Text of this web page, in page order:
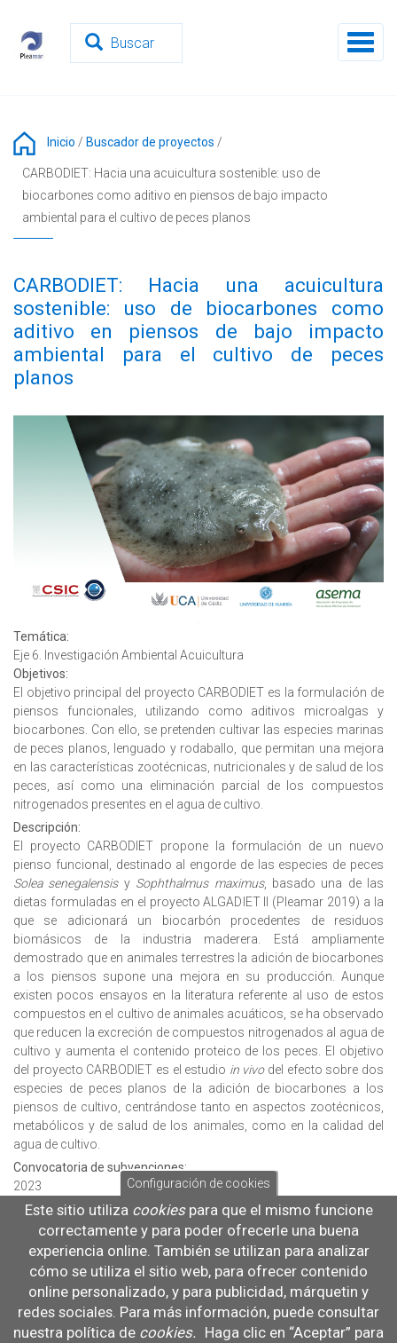
contenido
principal
Toggle
Inicio / Buscador de proyectos /
CARBODIET: Hacia una acuicultura sostenible: uso de
biocarbones como aditivo en piensos de bajo impacto
ambiental para el cultivo de peces planos
CARBODIET: Hacia una acuicultura
sostenible: uso de biocarbones como
aditivo en piensos de bajo impacto
ambiental para el cultivo de peces
planos
Temática:
Eje 6. Investigación Ambiental Acuicultura
Objetivos:
El objetivo principal del proyecto CARBODIET es la formulación de
piensos funcionales, utilizando como aditivos microalgas y
biocarbones. Con ello, se pretenden cultivar las especies marinas
de peces planos, lenguado y rodaballo, que permitan una mejora
en las características zootécnicas, nutricionales y de salud de los
peces, así como una eliminación parcial de los compuestos
nitrogenados presentes en el agua de cultivo.
Descripción:
El proyecto CARBODIET propone la formulación de un nuevo
pienso funcional, destinado al engorde de las especies de peces
Solea senegalensis y Sophthalmus maximus, basado una de las
dietas formuladas en el proyecto ALGADIET II (Pleamar 2019) a la
que se adicionará un biocarbón procedentes de residuos
biomásicos de la industria maderera. Está ampliamente
demostrado que en animales terrestres la adición de biocarbones
a los piensos supone una mejora en su producción. Aunque
existen pocos ensayos en la literatura referente al uso de estos
compuestos en el cultivo de animales acuáticos, se ha observado
que reducen la excreción de compuestos nitrogenados al agua de
cultivo y aumenta el contenido proteico de los peces. El objetivo
del proyecto CARBODIET es el estudio in vivodel efecto sobre dos
especies de peces planos de la adición de biocarbones a los
piensos de cultivo, centrándose tanto en aspectos zootécnicos,
metabólicos y de salud de los animales, como en la calidad del
agua de cultivo.
Convocatoria de subvenciones:
2023
Estado:
2024
Año de finalización:
2026
Ámbito de actuación:
Andalucía
Configuración de cookies
Este sitio utiliza cookiespara que el mismo funcione
correctamente y para poder ofrecerle una buena
experiencia online. También se utilizan para analizar
cómo se utiliza el sitio web, para ofrecer contenido
online personalizado, y para publicidad, márquetin y
redes sociales. Para más información, puede consultar
nuestra política de cookies. Haga clic en “Aceptar” para